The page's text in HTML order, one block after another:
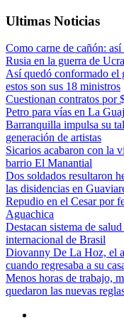
Ultimas Noticias
Como carne de cañón:
Rusia en la guerra de
Así quedó conformado el
estos son sus 18 ministros
Cuestionan contratos por
Petro para vías en La
Barranquilla impulsa su
generación de artistas
Sicarios acabaron con la
barrio El Manantial
Dos soldados resultaron
las disidencias en
Repudio en el Cesar por
Aguachica
Destacan sistema de
internacional de Brasil
Diovanny De La Hoz, el
cuando regresaba a su
Menos horas de trabajo,
quedaron las nuevas